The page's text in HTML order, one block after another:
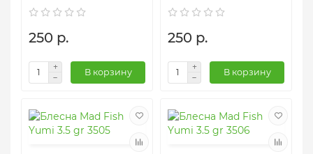
250 р.
В корзину
250 р.
В корзину